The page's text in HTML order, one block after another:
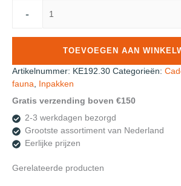
-
Mooier
eco
30cm
70gr/m²
aantal
TOEVOEGEN AAN
Artikelnummer: KE192.30 Categorieën:
fauna,
Inpakken
Gratis verzending boven €150
2-3 werkdagen bezorgd
Grootste assortiment van Nederland
Eerlijke prijzen
Gerelateerde producten